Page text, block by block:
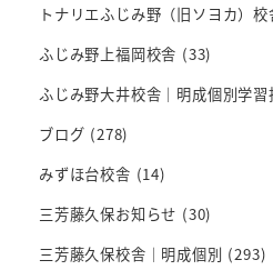
トナリエふじみ野（旧ソヨカ）
ふじみ野上福岡校舎 (33)
ふじみ野大井校舎｜明成個別学習
ブログ (278)
みずほ台校舎 (14)
三芳藤久保お知らせ (30)
三芳藤久保校舎｜明成個別 (293)